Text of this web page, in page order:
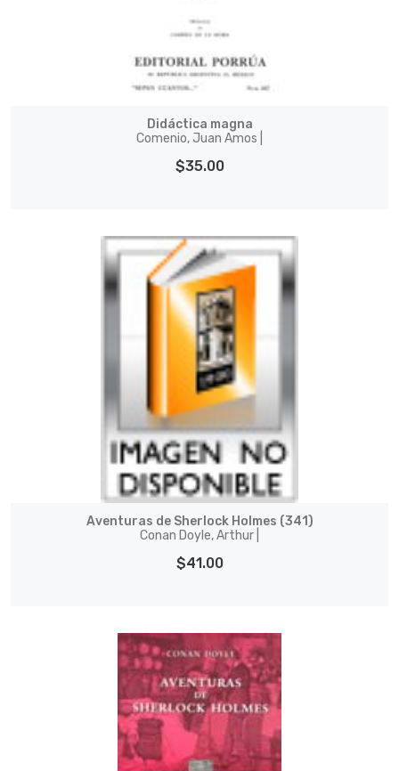
Didáctica magna
Comenio, Juan Amos |
$35.00
Aventuras de Sherlock Holmes (341)
Conan Doyle, Arthur |
$41.00